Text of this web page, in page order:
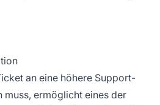
an eine höhere Support-
muss, ermöglicht eines der